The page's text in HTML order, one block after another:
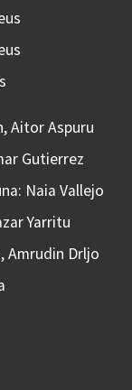
Aitor Aspuru
Gutierrez
Naia Vallejo
Yarritu
Amrudin Drljo